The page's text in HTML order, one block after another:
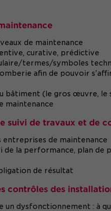
de maintenance
curative, prédictive
termes/symboles
afin de pouvoir
bâtiment (le gros œuvre, le
maintenance
suivi de travaux et de
entreprises de maintenance
de la performance, plan de
de résultat
contrôles des
un dysfonctionnement : à